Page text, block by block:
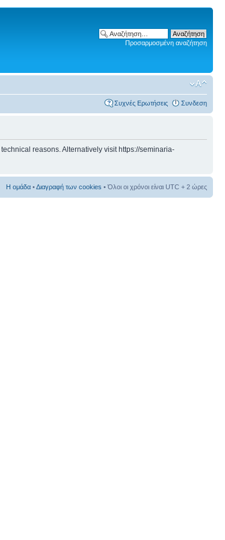
Προσαρμοσμένη αναζήτηση
Συχνές Ερωτήσεις Συνδεση
technical reasons. Alternatively visit https://seminaria-
Η ομάδα •Διαγραφή των cookies • Όλοι οι χρόνοι είναι UTC + 2 ώρες